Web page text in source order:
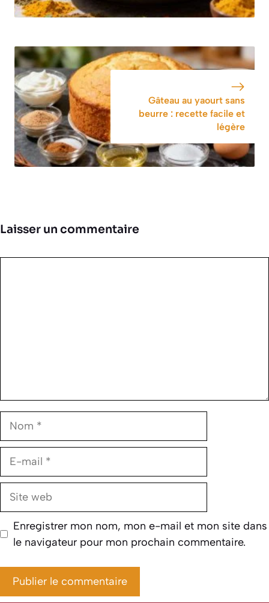
Gâteau au yaourt sans
beurre : recette facile et
légère
Laisser un commentaire
Nom
E-
Site
Enregistrer mon nom, mon e-mail et mon site dans
le navigateur pour mon prochain commentaire.